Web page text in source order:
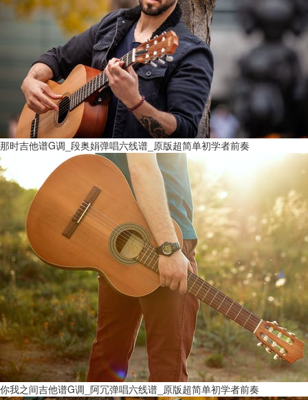
那时吉他谱G调_段奥娟弹唱六线谱_原版超简单初学者前奏
你我之间吉他谱G调_阿冗弹唱六线谱_原版超简单初学者前奏